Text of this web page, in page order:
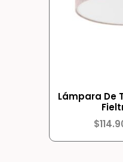
Lámpara De
$